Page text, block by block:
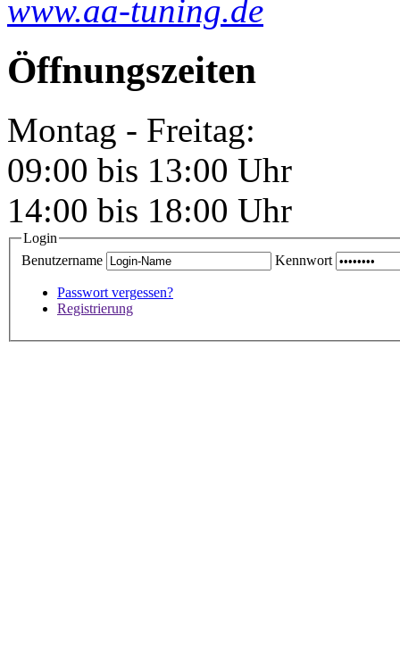
www.aa-tuning.de
Öffnungszeiten
Montag - Freitag:
09:00 bis 13:00 Uhr
14:00 bis 18:00 Uhr
Login
Benutzername
Kennwort
Passwort vergessen?
Registrierung